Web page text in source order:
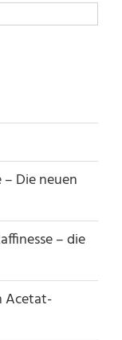
Die neuen
– die
Acetat-